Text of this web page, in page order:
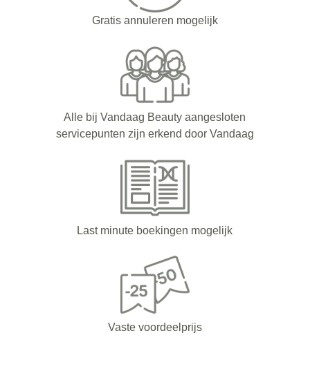
Gratis annuleren mogelijk
Alle bij Vandaag Beauty aangesloten
servicepunten zijn erkend door Vandaag
Last minute boekingen mogelijk
Vaste voordeelprijs